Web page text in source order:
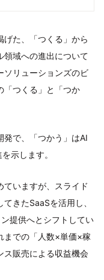
げた、「つくる」から
領域への進出について
ソリューションズのビ
「つくる」と「つか
発で、「つかう」はAI
示します。
いますが、スライド
きたSaaSを活用し、
提供へとシフトしてい
までの「人数×単価×稼
ス販売による収益機会